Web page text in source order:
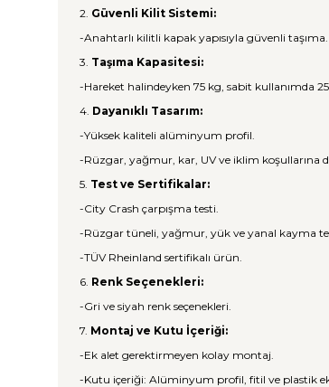
2. Güvenli Kilit Sistemi:
-Anahtarlı kilitli kapak yapısıyla güvenli taşıma.
3. Taşıma Kapasitesi:
-Hareket halindeyken 75 kg, sabit kullanımda
4. Dayanıklı Tasarım:
-Yüksek kaliteli alüminyum profil.
-Rüzgar, yağmur, kar, UV ve iklim koşullarına
5. Test ve Sertifikalar:
-City Crash çarpışma testi.
-Rüzgar tüneli, yağmur, yük ve yanal kayma
-TÜV Rheinland sertifikalı ürün.
6. Renk Seçenekleri:
-Gri ve siyah renk seçenekleri.
7. Montaj ve Kutu İçeriği:
-Ek alet gerektirmeyen kolay montaj.
-Kutu içeriği: Alüminyum profil, fitil ve plastik